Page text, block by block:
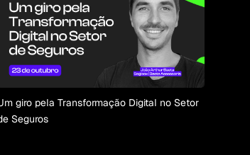
giro pela Transformação Digital no Setor
Seguros